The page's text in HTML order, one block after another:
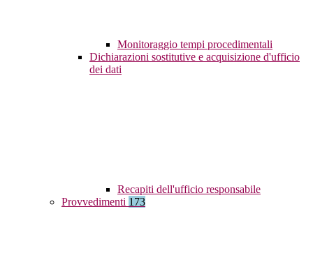
Monitoraggio tempi procedimentali
Dichiarazioni sostitutive e acquisizione d'ufficio
dei dati
Recapiti dell'ufficio responsabile
Provvedimenti 173